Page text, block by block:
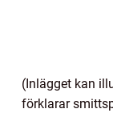
(Inlägget kan
förklarar